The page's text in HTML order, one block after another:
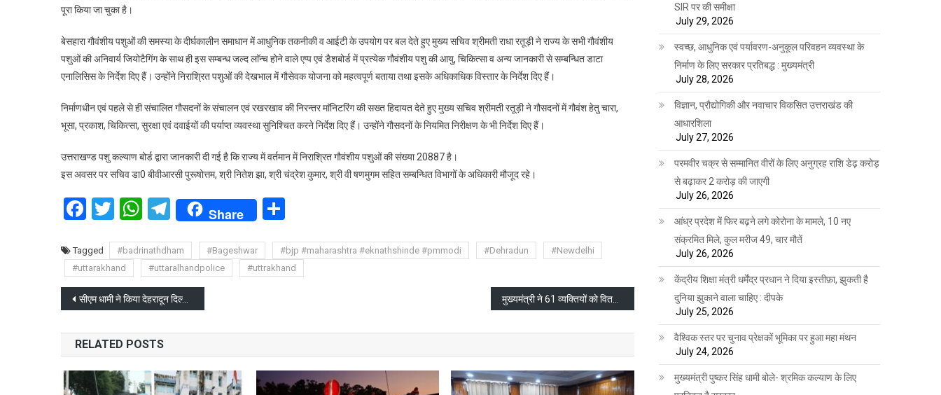
पूरा किया जा चुका है।
बेसहारा गौवंशीय पशुओं की समस्या के दीर्घकालीन समाधान में आधुनिक तकनीकी व आईटी के उपयोग पर बल देते हुए मुख्य सचिव श्रीमती राधा रतूड़ी ने राज्य के सभी गौवंशीय
पशुओं की अनिवार्य जियोटैगिंग के साथ ही इस सम्बन्ध जल्द लाॅन्च होने वाले एप्प एवं डैशबोर्ड में प्रत्येक गौवंशीय पशु की आयु, चिकित्सा व अन्य जानकारी से सम्बन्धित डाटा
एनालिसिस के निर्देश दिए हैं। उन्होंने निराश्रित पशुओं की देखभाल में गौसेवक योजना को महत्वपूर्ण बताया तथा इसके अधिकाधिक विस्तार के निर्देश दिए हैं।
निर्माणधीन एवं पहले से ही संचालित गौसदनों के संचालन एवं रखरखाव की निरन्तर माॅनिटरिंग की सख्त हिदायत देते हुए मुख्य सचिव श्रीमती रतूड़ी ने गौसदनों में गौवंश हेतु चारा,
भूसा, प्रकाश, चिकित्सा, सुरक्षा एवं दवाईयों की पर्याप्त व्यवस्था सुनिश्चित करने निर्देश दिए हैं। उन्होंने गौसदनों के नियमित निरीक्षण के भी निर्देश दिए हैं।
उत्तराखण्ड पशु कल्याण बोर्ड द्वारा जानकारी दी गई है कि राज्य में वर्तमान में निराश्रित गौवंशीय पशुओं की संख्या 20887 है।
इस अवसर पर सचिव डा0 बीवीआरसी पुरूषोत्तम, श्री नितेश झा, श्री चंद्रेश कुमार, श्री वी षणमुगम सहित सम्बन्धित विभागों के अधिकारी मौजूद रहे।
Facebook
Twitter
WhatsApp
Telegram
Share
Tagged #badrinathdham #Bageshwar #bjp #maharashtra #eknathshinde #pmmodi #Dehradun
#Newdelhi
#uttarakhand
#uttaralhandpolice #uttrakhand
Post
navigation
सीएम धामी ने किया देहरादून दिल्ली निर्माणाधीन हाइवे का दौरा
RELATED POSTS
SIR पर की समीक्षा
July 29, 2026
स्वच्छ, आधुनिक एवं पर्यावरण-अनुकूल परिवहन व्यवस्था के
निर्माण के लिए सरकार प्रतिबद्ध : मुख्यमंत्री
July 28, 2026
विज्ञान, प्रौद्योगिकी और नवाचार विकसित उत्तराखंड की
आधारशिला
July 27, 2026
परमवीर चक्र से सम्मानित वीरों के लिए अनुग्रह राशि डेढ़ करोड़
से बढ़ाकर 2 करोड़ की जाएगी
July 26, 2026
आंध्र प्रदेश में फिर बढ़ने लगे कोरोना के मामले, 10 नए
संक्रमित मिले, कुल मरीज 49, चार मौतें
July 26, 2026
केंद्रीय शिक्षा मंत्री धर्मेंद्र प्रधान ने दिया इस्तीफ़ा, झुकती है
दुनिया झुकाने वाला चाहिए : दीपके
July 25, 2026
वैश्विक स्तर पर चुनाव प्रेक्षकों भूमिका पर हुआ महा मंथन
July 24, 2026
मुख्यमंत्री पुष्कर सिंह धामी बोले- श्रमिक कल्याण के लिए